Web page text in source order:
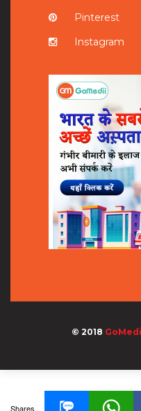
Pinterest
Instagram
© 2018
Shares